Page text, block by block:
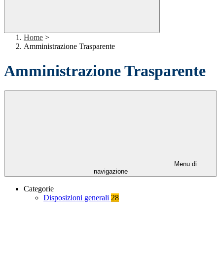
Home >
Amministrazione Trasparente
Amministrazione Trasparente
Menu di
navigazione
Categorie
Disposizioni generali 28